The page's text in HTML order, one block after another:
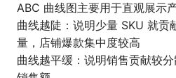
ABC 曲线图主要用于直观展示
曲线越陡：说明少量 SKU 就贡
量，店铺爆款集中度较高
曲线越平缓：说明销售贡献较